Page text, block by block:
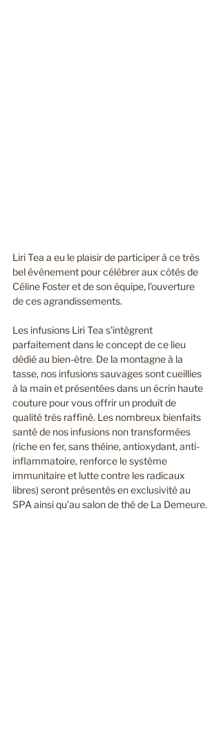
Liri Tea a eu le plaisir de participer à ce très
bel évènement pour célébrer aux côtés de
Céline Foster et de son équipe, l'ouverture
de ces agrandissements.
Les infusions Liri Tea s'intègrent
parfaitement dans le concept de ce lieu
dédié au bien-être. De la montagne à la
tasse, nos infusions sauvages sont cueillies
à la main et présentées dans un écrin haute
couture pour vous offrir un produit de
qualité très raffiné. Les nombreux bienfaits
santé de nos infusions non transformées
(riche en fer, sans théine, antioxydant, anti-
inflammatoire, renforce le système
immunitaire et lutte contre les radicaux
libres) seront présentés en exclusivité au
SPA ainsi qu'au salon de thé de La Demeure.